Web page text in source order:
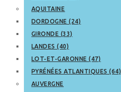
AQUITAINE
DORDOGNE (24)
GIRONDE (33)
LANDES (40)
LOT-ET-GARONNE (47)
PYRÉNÉES ATLANTIQUES (64)
AUVERGNE